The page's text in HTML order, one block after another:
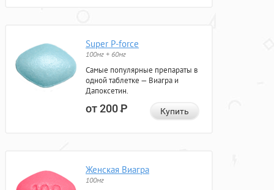
Super P-force
100мг + 60мг
Самые популярные препараты в
одной таблетке — Виагра и
Дапоксетин.
от 200Р Купить
Женская Виагра
100мг